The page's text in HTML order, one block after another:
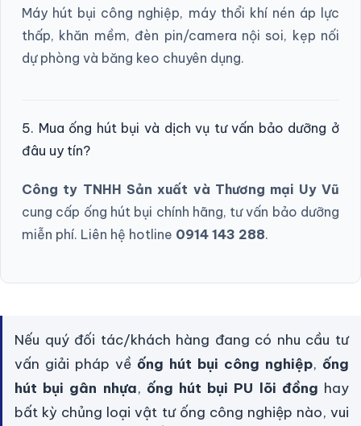
Máy hút bụi công nghiệp, máy thổi khí nén áp lực
thấp, khăn mềm, đèn pin/camera nội soi, kẹp nối
dự phòng và băng keo chuyên dụng.
5. Mua ống hút bụi và dịch vụ tư vấn bảo dưỡng ở
đâu uy tín?
Công ty TNHH Sản xuất và Thương mại Uy Vũ
cung cấp ống hút bụi chính hãng, tư vấn bảo dưỡng
miễn phí. Liên hệ hotline 0914 143 288.
Nếu quý đối tác/khách hàng đang có nhu cầu tư
vấn giải pháp về ống hút bụi công nghiệp, ống
hút bụi gân nhựa, ống hút bụi PU lõi đồng hay
bất kỳ chủng loại vật tư ống công nghiệp nào, vui